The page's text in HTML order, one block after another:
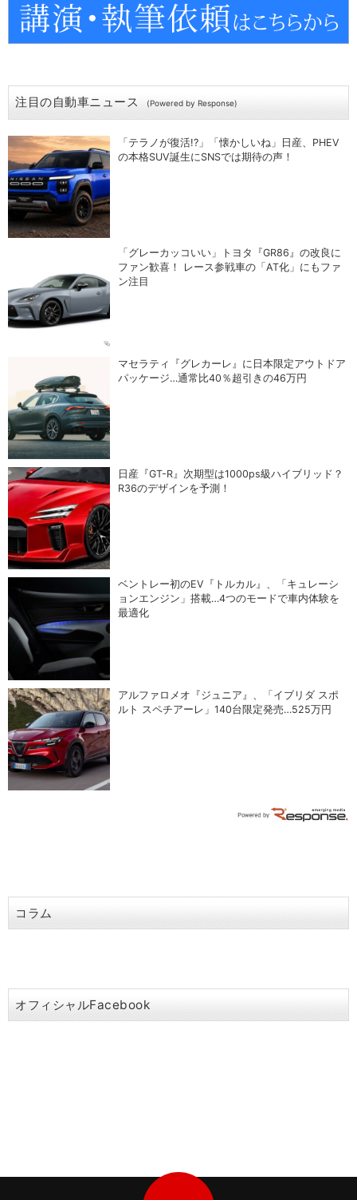
注目の自動車ニュース (Powered by Response)
「テラノが復活!?」「懐かしいね」日産、PHEV
の本格SUV誕生にSNSでは期待の声！
「グレーカッコいい」トヨタ『GR86』の改良に
ファン歓喜！ レース参戦車の「AT化」にもファ
ン注目
マセラティ『グレカーレ』に日本限定アウトドア
パッケージ…通常比40％超引きの46万円
日産『GT-R』次期型は1000ps級ハイブリッド？
R36のデザインを予測！
ベントレー初のEV『トルカル』、「キュレーシ
ョンエンジン」搭載…4つのモードで車内体験を
最適化
アルファロメオ『ジュニア』、「イブリダ スポ
ルト スペチアーレ」140台限定発売…525万円
コラム
オフィシャルFacebook